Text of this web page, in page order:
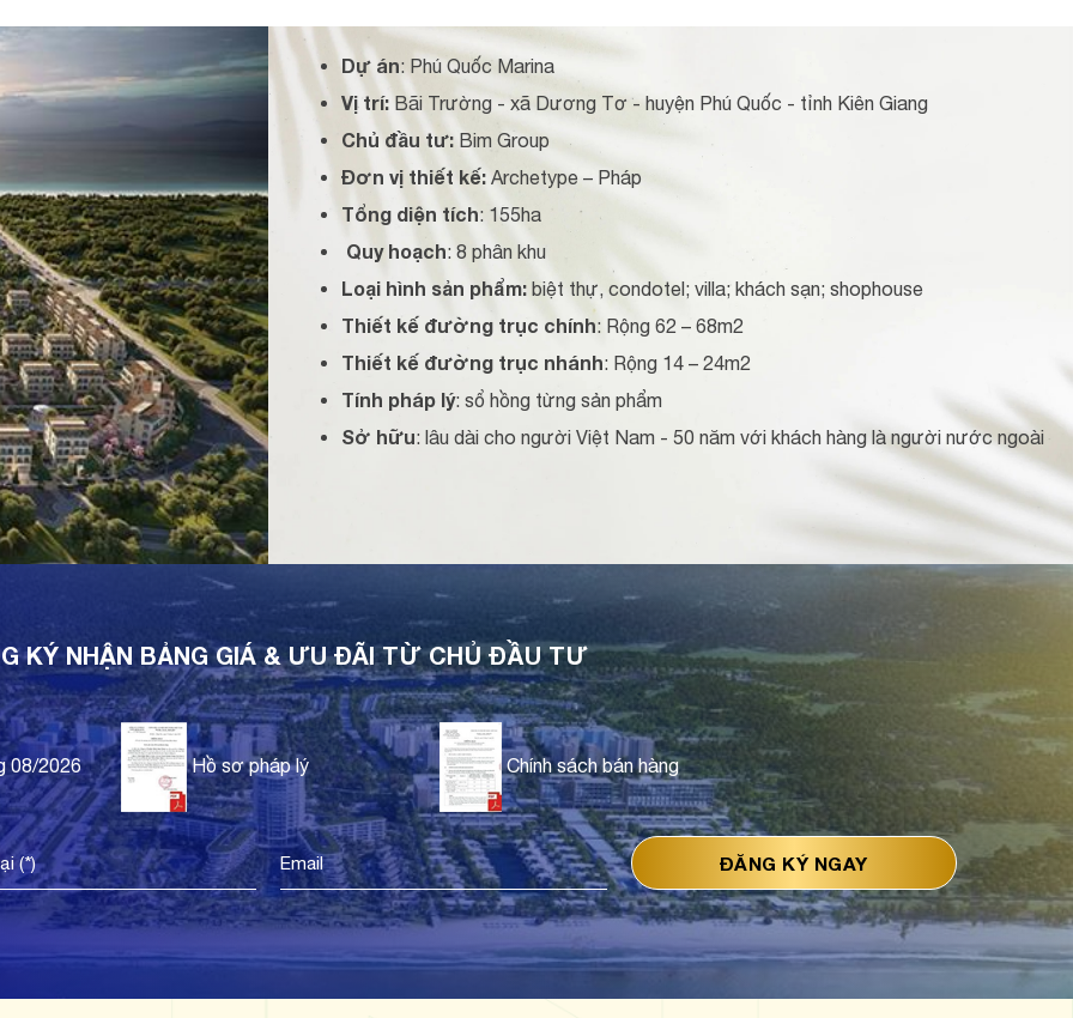
Dự án: Phú Quốc Marina
Vị trí:Bãi Trường - xã Dương Tơ - huyện Phú Quốc - tỉnh Kiên Giang
Chủ đầu tư:Bim Group
Đơn vị thiết kế:Archetype – Pháp
Tổng diện tích: 155ha
Quy hoạch: 8 phân khu
Loại hình sản phẩm:biệt thự, condotel; villa; khách sạn; shophouse
Thiết kế đường trục chính: Rộng 62 – 68m2
Thiết kế đường trục nhánh: Rộng 14 – 24m2
Tính pháp lý: sổ hồng từng sản phẩm
Sở hữu: lâu dài cho người Việt Nam - 50 năm với khách hàng là người nước ngoài
KÝ NHẬN BẢNG GIÁ & ƯU ĐÃI TỪ CHỦ ĐẦU TƯ
08/2026 Hồ sơ pháp lý Chính sách bán hàng